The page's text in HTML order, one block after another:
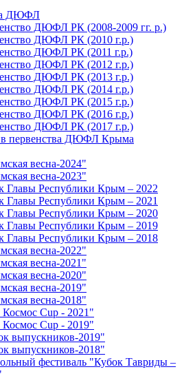
ДЮФЛ
ДЮФЛ РК (2008-2009 гг. р.)
ДЮФЛ РК (2010 г.р.)
ДЮФЛ РК (2011 г.р.)
ДЮФЛ РК (2012 г.р.)
ДЮФЛ РК (2013 г.р.)
ДЮФЛ РК (2014 г.р.)
ДЮФЛ РК (2015 г.р.)
ДЮФЛ РК (2016 г.р.)
ДЮФЛ РК (2017 г.р.)
первенства ДЮФЛ Крыма
весна-2024"
весна-2023"
Главы Республики Крым – 2022
Главы Республики Крым – 2021
Главы Республики Крым – 2020
Главы Республики Крым – 2019
Главы Республики Крым – 2018
весна-2022"
весна-2021"
весна-2020"
весна-2019"
весна-2018"
Cup - 2021"
Cup - 2019"
выпускников-2019"
выпускников-2018"
фестиваль "Кубок Тавриды –